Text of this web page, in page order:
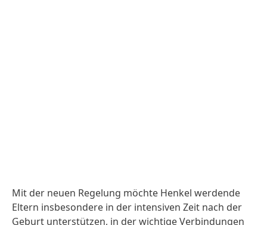
Mit der neuen Regelung möchte Henkel werdende
Eltern insbesondere in der intensiven Zeit nach der
Geburt unterstützen, in der wichtige Verbindungen